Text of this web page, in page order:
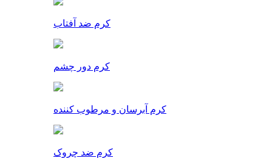
کرم ضد آفتاب
کرم دور چشم
کرم آبرسان و مرطوب کننده
کرم ضد چروک